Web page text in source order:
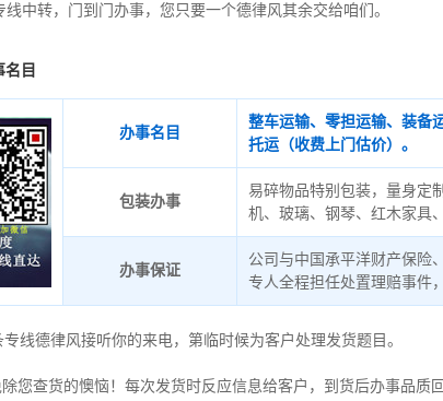
中转，门到门办事，您只要一个德律风其余交给咱们。
名目
办事名目
整车运输、零担运输、装备
托运（收费上门估价）。
包装办事
易碎物品特别包装，量身定
机、玻璃、钢琴、红木家具
办事保证
公司与中国承平洋财产保险
专人全程担任处置理赔事件
线德律风接听你的来电，第临时候为客户处理发货题目。
您查货的懊恼！每次发货时反应信息给客户，到货后办事品质